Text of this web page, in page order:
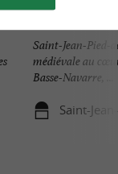
Saint-Jean-Pied-
médiévale au
Basse-Navarre, ...
Saint-